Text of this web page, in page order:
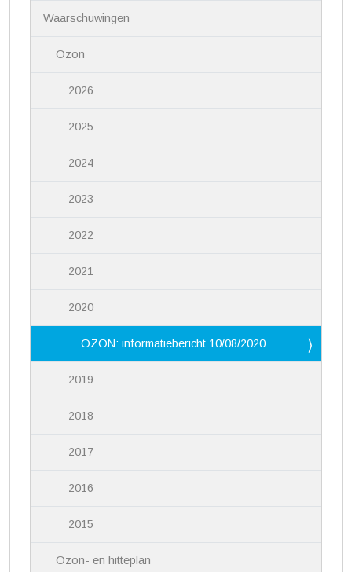
Waarschuwingen
Ozon
2026
2025
2024
2023
2022
2021
2020
OZON: informatiebericht 10/08/2020
2019
2018
2017
2016
2015
Ozon- en hitteplan